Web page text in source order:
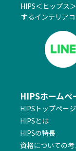
HIPS＜ヒップス
するインテリア
HIPSホームペ
HIPSトップページ
HIPSとは
HIPSの特長
資格についての